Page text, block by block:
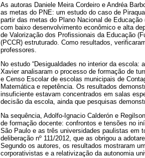
As autoras Daniele Meira Cordeiro e Andréa
as metas do PNE: um estudo do caso de
partir das metas do Plano Nacional de
com baixo desenvolvimento econômico e alta
de Valorização dos Profissionais da Educação
(PCCR) estruturado. Como resultados,
professores.
No estudo “Desigualdades no interior da
Xavier analisaram o processo de formação de
e Censo Escolar de escolas municipais de
Matemática e repetência. Os resultados
insuficiente estavam concentrados em salas
decisão da escola, ainda que pesquisas
Na sequência, Adolfo-Ignacio Calderón e
de formação docente: confrontos e tensões no
São Paulo e as três universidades paulistas em
deliberação nº 111/2012, que as obrigou a
Segundo os autores, os resultados mostraram
corporativistas e a relativização da autonomia